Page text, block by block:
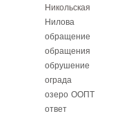
Никольская
Нилова
обращение
обращения
обрушение
ограда
озеро ООПТ
ответ